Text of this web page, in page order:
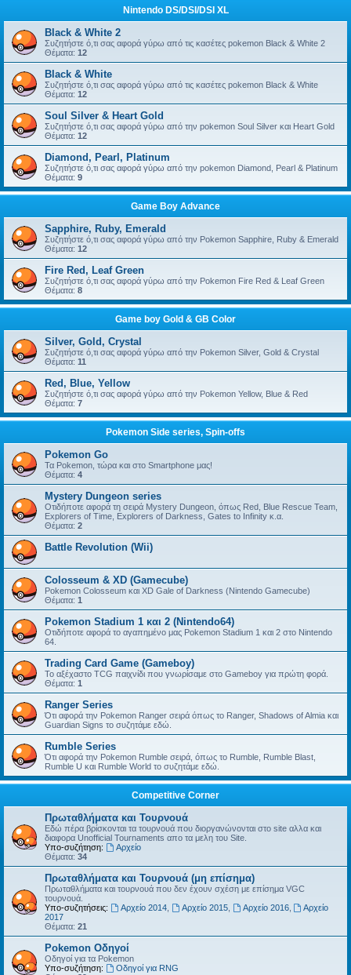
Nintendo DS/DSI/DSI XL
Black & White 2
Συζητήστε ό,τι σας αφορά γύρω από τις κασέτες pokemon Black & White 2
Θέματα: 12
Black & White
Συζητήστε ό,τι σας αφορά γύρω από τις κασέτες pokemon Black & White
Θέματα: 12
Soul Silver & Heart Gold
Συζητήστε ό,τι σας αφορά γύρω από την pokemon Soul Silver και Heart Gold
Θέματα: 12
Diamond, Pearl, Platinum
Συζητήστε ό,τι σας αφορά γύρω από την pokemon Diamond, Pearl & Platinum
Θέματα: 9
Game Boy Advance
Sapphire, Ruby, Emerald
Συζητήστε ό,τι σας αφορά γύρω από την Pokemon Sapphire, Ruby & Emerald
Θέματα: 12
Fire Red, Leaf Green
Συζητήστε ό,τι σας αφορά γύρω από την Pokemon Fire Red & Leaf Green
Θέματα: 8
Game boy Gold & GB Color
Silver, Gold, Crystal
Συζητήστε ό,τι σας αφορά γύρω από την Pokemon Silver, Gold & Crystal
Θέματα: 11
Red, Blue, Yellow
Συζητήστε ό,τι σας αφορά γύρω από την Pokemon Yellow, Blue & Red
Θέματα: 7
Pokemon Side series, Spin-offs
Pokemon Go
Τα Pokemon, τώρα και στο Smartphone μας!
Θέματα: 4
Mystery Dungeon series
Οτιδήποτε αφορά τη σειρά Mystery Dungeon, όπως Red, Blue Rescue Team,
Explorers of Time, Explorers of Darkness, Gates to Infinity κ.α.
Θέματα: 2
Battle Revolution (Wii)
Colosseum & XD (Gamecube)
Pokemon Colosseum και XD Gale of Darkness (Nintendo Gamecube)
Θέματα: 1
Pokemon Stadium 1 και 2 (Nintendo64)
Οτιδήποτε αφορά το αγαπημένο μας Pokemon Stadium 1 και 2 στο Nintendo
64.
Trading Card Game (Gameboy)
Το αξέχαστο TCG παιχνίδι που γνωρίσαμε στο Gameboy για πρώτη φορά.
Θέματα: 1
Ranger Series
Ότι αφορά την Pokemon Ranger σειρά όπως το Ranger, Shadows of Almia και
Guardian Signs το συζητάμε εδώ.
Rumble Series
Ότι αφορά την Pokemon Rumble σειρά, όπως το Rumble, Rumble Blast,
Rumble U και Rumble World το συζητάμε εδώ.
Competitive Corner
Πρωταθλήματα και Τουρνουά
Εδώ πέρα βρίσκονται τα τουρνουά που διοργανώνονται στο site αλλα και
διαφορα Unofficial Tournaments απο τα μελη του Site.
Υπο-συζήτηση:
Αρχείο
Θέματα: 34
Πρωταθλήματα και Τουρνουά (μη επίσημα)
Πρωταθλήματα και τουρνουά που δεν έχουν σχέση με επίσημα VGC
τουρνουά.
Υπο-συζητήσεις:
Αρχείο 2014, Αρχείο 2015, Αρχείο 2016,
Αρχείο
2017
Θέματα: 21
Pokemon Οδηγοί
Οδηγοί για τα Pokemon
Υπο-συζήτηση:
Οδηγοί για RNG